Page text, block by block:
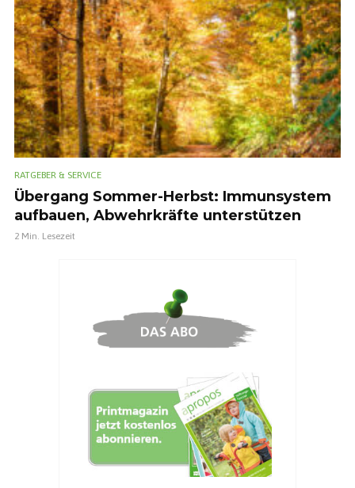
RATGEBER & SERVICE
Übergang Sommer-Herbst: Immunsystem
aufbauen, Abwehrkräfte unterstützen
2 Min. Lesezeit